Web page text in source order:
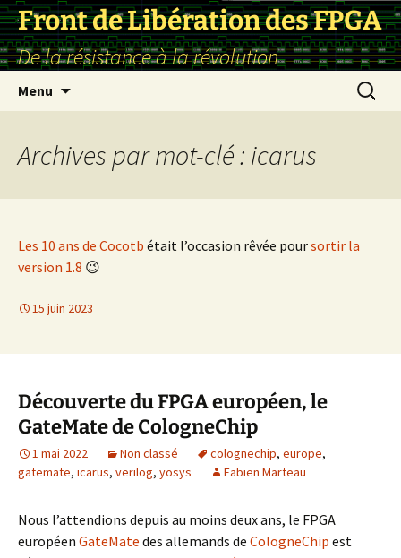
Front de Libération des FPGA
De la résistance à la révolution
Menu
Archives par mot-clé : icarus
Les 10 ans de Cocotb était l’occasion rêvée poursortir la
version 1.8 😉
15 juin 2023
Découverte du FPGA européen, le
GateMate de CologneChip
1 mai 2022 Non classé colognechip, europe,
gatemate, icarus, verilog, yosys Fabien Marteau
Nous l’attendions depuis au moins deux ans, le FPGA
européen GateMate des allemands de CologneChip est